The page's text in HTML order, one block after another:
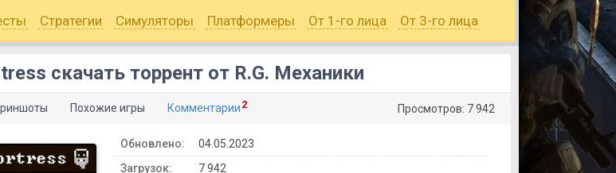
Стратегии Симуляторы Платформеры От 1-го лица От 3-го лица
скачать торрент от R.G. Механики
Похожие игры Комментарии 2 Просмотров: 7 942
Обновлено:
04.05.2023
Загрузок:
7 942